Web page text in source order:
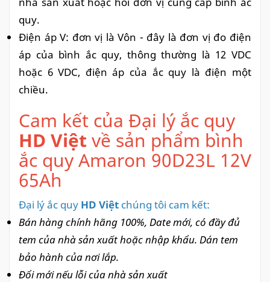
quy.
Điện áp V: đơn vị là Vôn - đây là đơn vị đo điện
áp của bình ắc quy, thông thường là 12 VDC
hoặc 6 VDC, điện áp của ắc quy là điện một
chiều.
Cam kết của Đại lý ắc quy
HD Việt về sản phẩm bình
ắc quy Amaron 90D23L 12V
65Ah
Đại lý ắc quy HD Việt chúng tôi cam kết:
Bán hàng chính hãng 100%, Date mới, có đầy đủ
tem của nhà sản xuất hoặc nhập khẩu. Dán tem
bảo hành của nơi lắp.
Đổi mới nếu lỗi của nhà sản xuất